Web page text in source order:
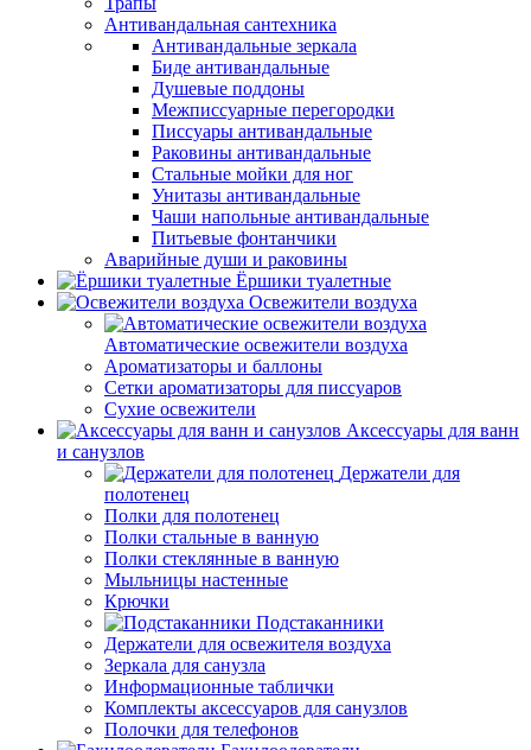
Антивандальная сантехника
Антивандальные зеркала
Биде антивандальные
Душевые поддоны
Межписсуарные перегородки
Писсуары антивандальные
Раковины антивандальные
Стальные мойки для ног
Унитазы антивандальные
Чаши напольные антивандальные
Питьевые фонтанчики
Аварийные души и раковины
Ёршики туалетные
Освежители воздуха
Автоматические освежители воздуха
Ароматизаторы и баллоны
Сетки ароматизаторы для писсуаров
Сухие освежители
Аксессуары для ванн
и санузлов
Держатели для
полотенец
Полки для полотенец
Полки стальные в ванную
Полки стеклянные в ванную
Мыльницы настенные
Крючки
Подстаканники
Держатели для освежителя воздуха
Зеркала для санузла
Информационные таблички
Комплекты аксессуаров для санузлов
Полочки для телефонов